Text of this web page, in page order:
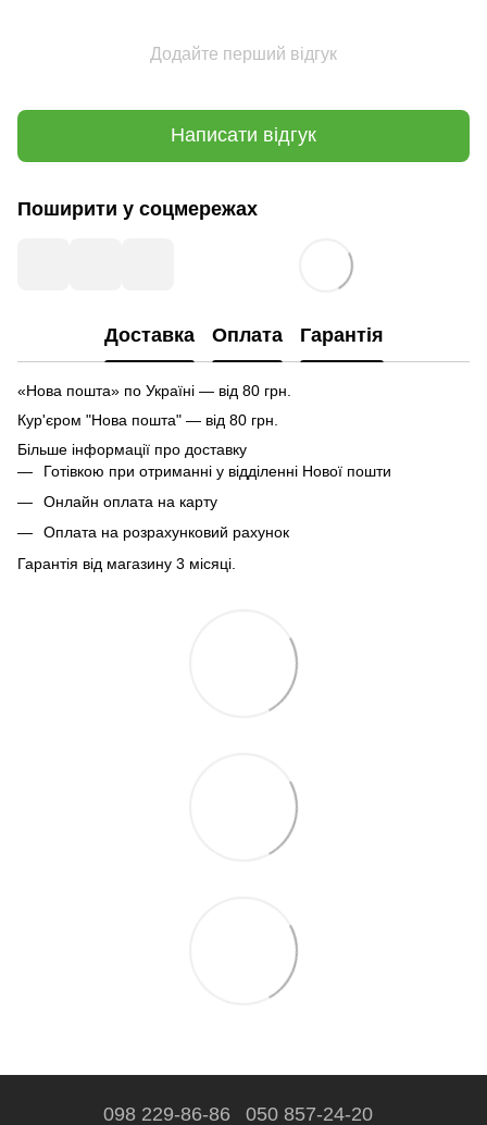
Додайте перший відгук
Написати відгук
Поширити у соцмережах
Доставка Оплата Гарантія
«Нова пошта» по Україні — від 80 грн.
Кур'єром "Нова пошта" — від 80 грн.
Більше інформації про доставку
Готівкою при отриманні у відділенні Нової пошти
Онлайн оплата на карту
Оплата на розрахунковий рахунок
Гарантія від магазину 3 місяці.
098 229-86-86 050 857-24-20